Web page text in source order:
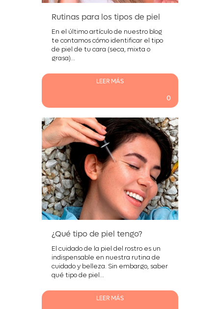
Rutinas para los tipos de piel
En el último artículo de nuestro blog
te contamos cómo identificar el tipo
de piel de tu cara (seca, mixta o
grasa)...
LEER MÁS
0
¿Qué tipo de piel tengo?
El cuidado de la piel del rostro es un
indispensable en nuestra rutina de
cuidado y belleza. Sin embargo, saber
qué tipo de piel...
LEER MÁS